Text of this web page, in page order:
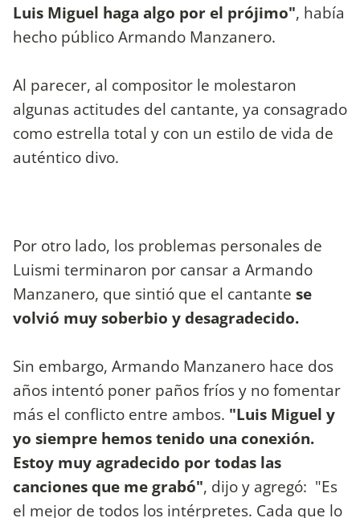
Luis Miguel haga algo por el prójimo", había
hecho público Armando Manzanero.
Al parecer, al compositor le molestaron
algunas actitudes del cantante, ya consagrado
como estrella total y con un estilo de vida de
auténtico divo.
Por otro lado, los problemas personales de
Luismi terminaron por cansar a Armando
Manzanero, que sintió que el cantante se
volvió muy soberbio y desagradecido.
Sin embargo, Armando Manzanero hace dos
años intentó poner paños fríos y no fomentar
más el conflicto entre ambos. "Luis Miguel y
yo siempre hemos tenido una conexión.
Estoy muy agradecido por todas las
canciones que me grabó", dijo y agregó: "Es
el mejor de todos los intérpretes. Cada que lo